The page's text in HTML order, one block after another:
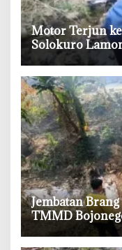
‎Motor Terjun
Solokuro
Meninggal
‎Jembatan
TMMD
Warga